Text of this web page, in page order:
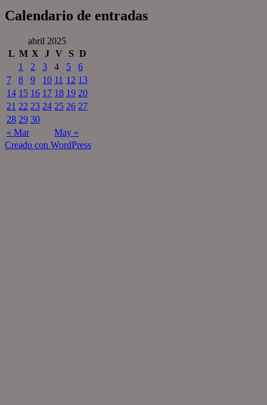
Calendario de entradas
abril 2025
L M X J V S D
« Mar May »
1 2 3 4 5
6
7
8 9 10 11 12 13
14 15 16 17 18 19 20
21 22 23 24 25 26 27
28 29 30
Creado con WordPress